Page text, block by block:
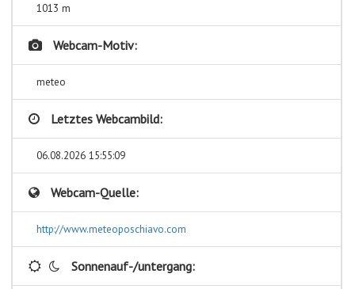
1013 m
Webcam-Motiv:
meteo
Letztes Webcambild:
06.08.2026 15:55:09
Webcam-Quelle:
http://www.meteoposchiavo.com
Sonnenauf-/untergang: